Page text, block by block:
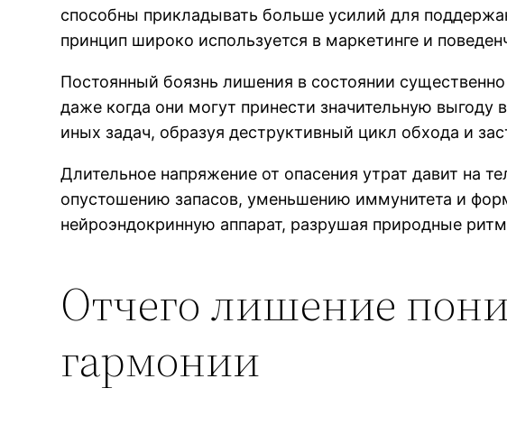
способны прикладывать больше усилий для
принцип широко используется в маркетинге и
Постоянный боязнь лишения в состоянии
даже когда они могут принести значительную
иных задач, образуя деструктивный цикл обхода и
Длительное напряжение от опасения утрат давит на
опустошению запасов, уменьшению иммунитета и
нейроэндокринную аппарат, разрушая природные
Отчего лишение
гармонии